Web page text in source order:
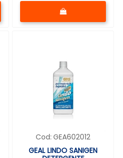
Quantità
Cod: GEA602012
GEAL LINDO SANIGEN